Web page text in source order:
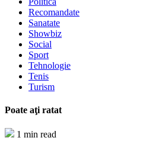
Recomandate
Sanatate
Showbiz
Social
Sport
Tehnologie
Tenis
Turism
Poate aţi ratat
1 min read